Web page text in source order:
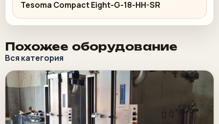
Tesoma Compact Eight-G-18-HH-SR
Похожее оборудование
Вся категория